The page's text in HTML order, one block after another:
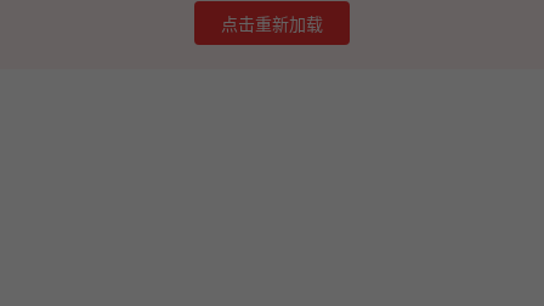
点击重新加载